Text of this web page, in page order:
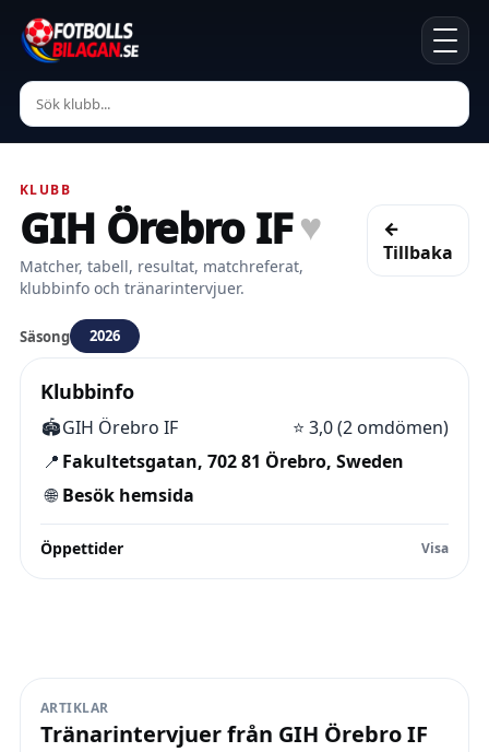
KLUBB
GIH Örebro IF♥
Matcher, tabell, resultat, matchreferat,
klubbinfo och tränarintervjuer.
←
Tillbaka
Säsong 2026
Klubbinfo
🏟️GIH Örebro IF ⭐ 3,0 (2 omdömen)
📍 Fakultetsgatan, 702 81 Örebro, Sweden
🌐 Besök hemsida
Öppettider
ARTIKLAR
Tränarintervjuer från GIH Örebro IF